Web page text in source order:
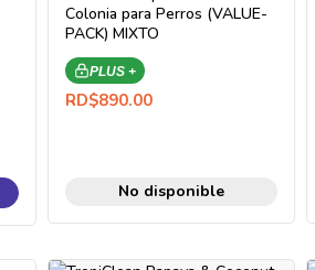
Colonia para Perros (VALUE-
PACK) MIXTO
PLUS +
RD$890.00
No disponible